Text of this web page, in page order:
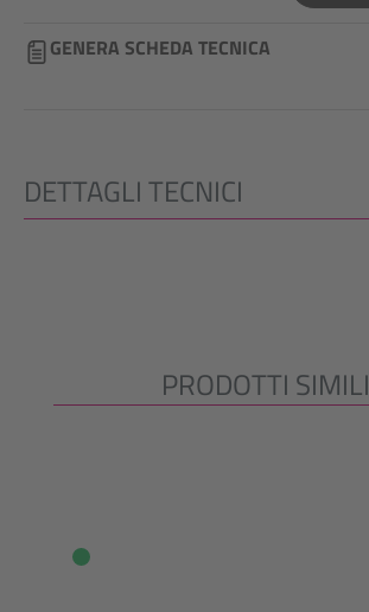
GENERA SCHEDA TECNICA
DETTAGLI TECNICI
Salta la galleria dei prodotti
PRODOTTI SIMILI